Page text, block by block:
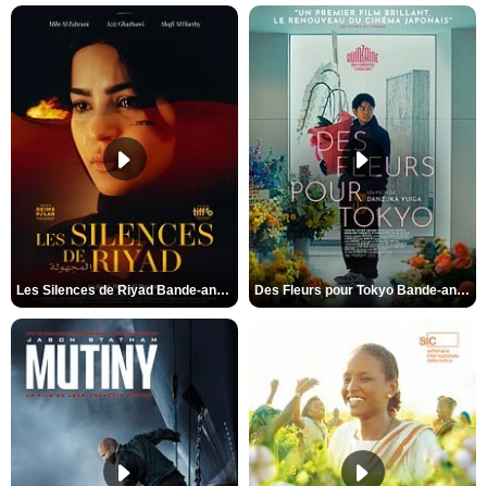
Les Silences de Riyad Bande-annonce VO STFR Des Fleurs pour Tokyo Bande-annonce VO STFR